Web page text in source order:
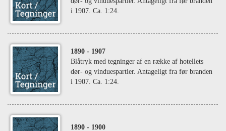
i 1907. Ca. 1:24.
1890 - 1907
Blåtryk med tegninger af en række af hotellets
dør- og vinduespartier. Antageligt fra før branden
i 1907. Ca. 1:24.
1890 - 1900